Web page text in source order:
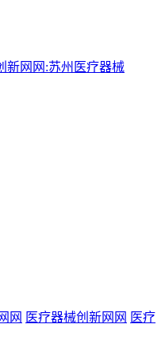
新网网:苏州医疗器械
网 医疗器械创新网网 医疗